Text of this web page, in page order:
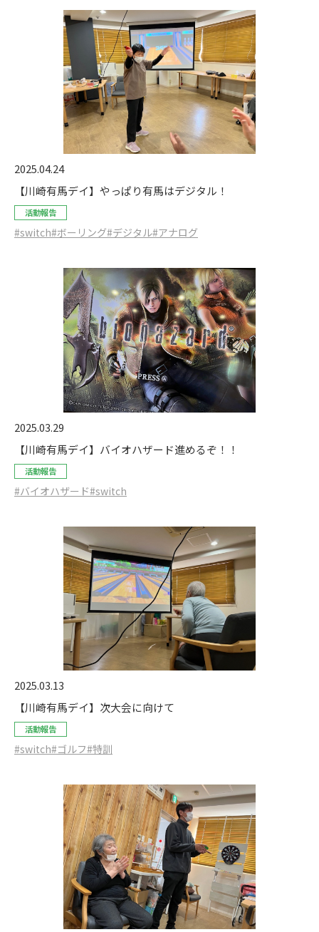
2025.04.24
【川崎有馬デイ】やっぱり有馬はデジタル！
活動報告
#switch#ボーリング#デジタル#アナログ
2025.03.29
【川崎有馬デイ】バイオハザード進めるぞ！！
活動報告
#バイオハザード#switch
2025.03.13
【川崎有馬デイ】次大会に向けて
活動報告
#switch#ゴルフ#特訓